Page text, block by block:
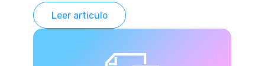
Leer articulo